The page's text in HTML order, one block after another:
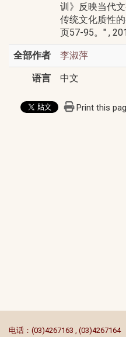
训》反映当代
传统文化质性
页57-95。" ,
全部作者 李淑萍
语言 中文
Print this
电话：(03)4267163 , (03)4267164